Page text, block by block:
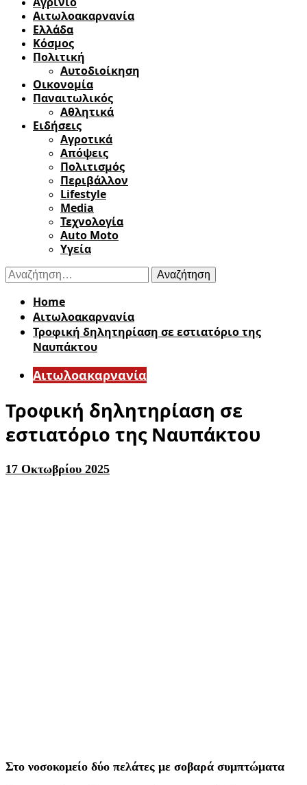
Αιτωλοακαρνανία
Ελλάδα
Κόσμος
Πολιτική
Αυτοδιοίκηση
Οικονομία
Παναιτωλικός
Αθλητικά
Ειδήσεις
Αγροτικά
Απόψεις
Πολιτισμός
Περιβάλλον
Lifestyle
Media
Τεχνολογία
Auto Moto
Υγεία
Αναζήτηση
για:
Home
Αιτωλοακαρνανία
Τροφική δηλητηρίαση σε εστιατόριο της
Ναυπάκτου
Αιτωλοακαρνανία
Τροφική δηλητηρίαση σε
εστιατόριο της Ναυπάκτου
17 Οκτωβρίου 2025
Στο νοσοκομείο δύο πελάτες με σοβαρά συμπτώματα